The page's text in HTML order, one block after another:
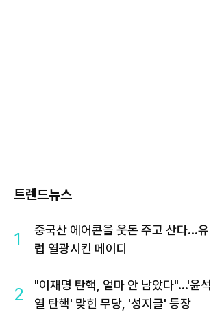
트렌드뉴스
1
중국산 에어콘을 웃돈 주고 산다...유
럽 열광시킨 메이디
2
"이재명 탄핵, 얼마 안 남았다"...'윤석
열 탄핵' 맞힌 무당, '성지글' 등장